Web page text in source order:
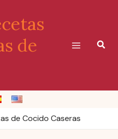
de
de Cocido Caseras